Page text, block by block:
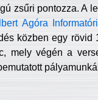
zsűri pontozza. A
Agóra
közben egy
mely végén a